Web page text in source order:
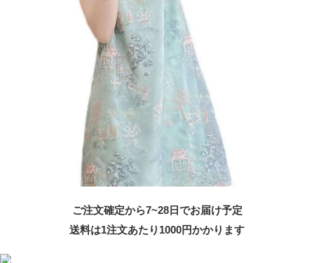
ご注文確定から7~28日でお届け予定
送料は1注文あたり 1000円かかります